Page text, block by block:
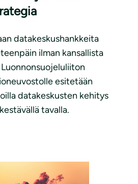
datakeskushankkeita
ilman kansallista
esitetään
datakeskusten kehitys
tavalla.